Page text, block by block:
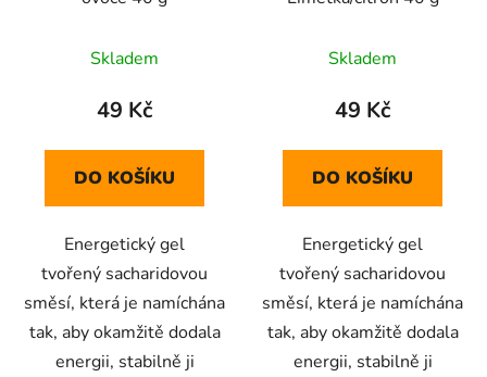
Skladem
49 Kč
DO KOŠÍKU
Energetický gel
tvořený sacharidovou
směsí, která je namíchána
tak, aby okamžitě dodala
energii, stabilně ji
Skladem
49 Kč
DO KOŠÍKU
Energetický gel
tvořený sacharidovou
směsí, která je namíchána
tak, aby okamžitě dodala
energii, stabilně ji